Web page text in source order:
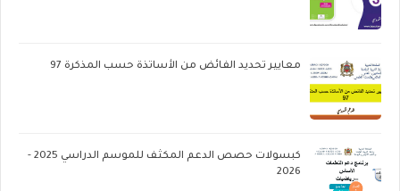
معايير تحديد الفائض من الأساتذة حسب المذكرة 97
كبسولات حصص الدعم المكثف للموسم الدراسي 2025 -
2026